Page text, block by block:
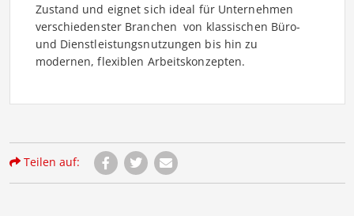
Zustand und eignet sich ideal für Unternehmen
verschiedenster Branchen  von klassischen Büro-
und Dienstleistungsnutzungen bis hin zu
modernen, flexiblen Arbeitskonzepten.
Teilen auf: